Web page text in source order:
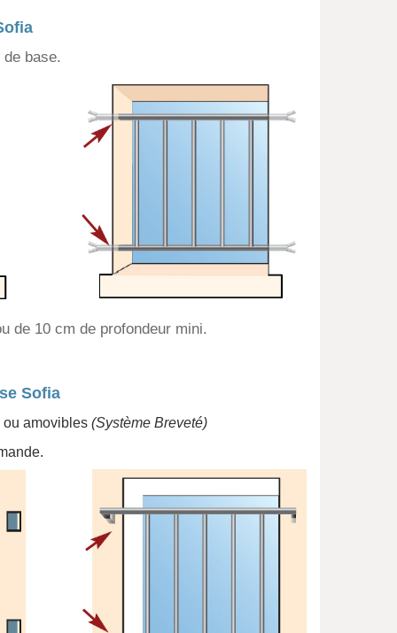
base.
de 10 cm de profondeur mini.
Sofia
ou amovibles (Système Breveté)